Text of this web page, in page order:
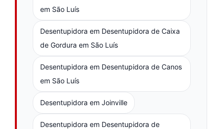
em São Luís
Desentupidora em Desentupidora de Caixa
de Gordura em São Luís
Desentupidora em Desentupidora de Canos
em São Luís
Desentupidora em Joinville
Desentupidora em Desentupidora de